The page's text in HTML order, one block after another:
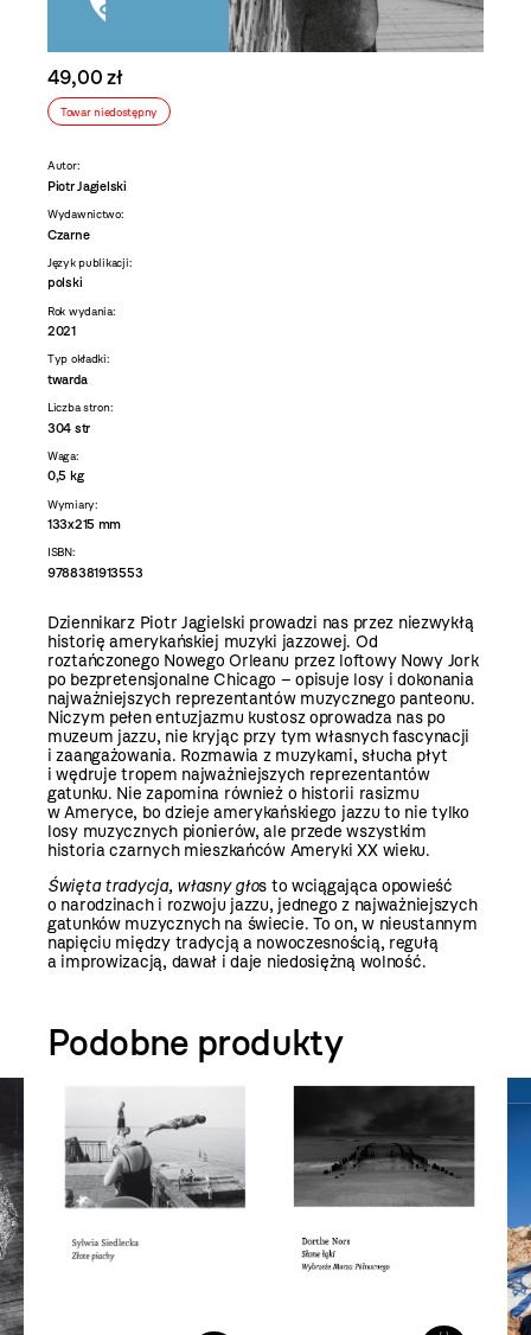
49,00 zł
Towar niedostępny
Autor:
Piotr Jagielski
Wydawnictwo:
Czarne
Język publikacji:
polski
Rok wydania:
2021
Typ okładki:
twarda
Liczba stron:
304 str
Waga:
0,5 kg
Wymiary:
133x215 mm
ISBN:
9788381913553
Dziennikarz Piotr Jagielski prowadzi nas przez niezwykłą
historię amerykańskiej muzyki jazzowej. Od
roztańczonego Nowego Orleanu przez loftowy Nowy Jork
po bezpretensjonalne Chicago – opisuje losy i dokonania
najważniejszych reprezentantów muzycznego panteonu.
Niczym pełen entuzjazmu kustosz oprowadza nas po
muzeum jazzu, nie kryjąc przy tym własnych fascynacji
i zaangażowania. Rozmawia z muzykami, słucha płyt
i wędruje tropem najważniejszych reprezentantów
gatunku. Nie zapomina również o historii rasizmu
w Ameryce, bo dzieje amerykańskiego jazzu to nie tylko
losy muzycznych pionierów, ale przede wszystkim
historia czarnych mieszkańców Ameryki XX wieku.
Święta tradycja, własny głos to wciągająca opowieść
o narodzinach i rozwoju jazzu, jednego z najważniejszych
gatunków muzycznych na świecie. To on, w nieustannym
napięciu między tradycją a nowoczesnością, regułą
a improwizacją, dawał i daje niedosiężną wolność.
Podobne produkty